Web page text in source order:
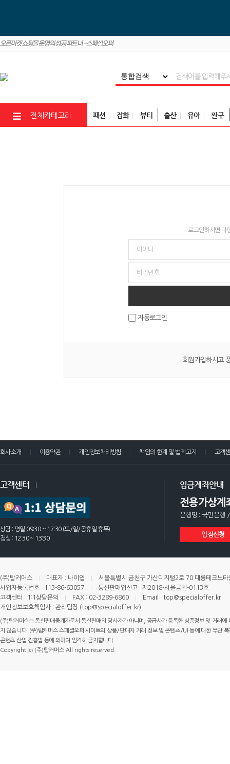
전체카테고리 패션 잡화 뷰티 출산 유아 완구
로그인하시면 다
자동로그인
회원가입하시고
회사소개 이용약관 개인정보처리방침 책임의 한계 및 법적고지 고객
고객센터
상담 : 평일 09:30 ~ 17:30 (토/일/공휴일 휴무)
점심 : 12:30 ~ 13:30
입금계좌안내
전용가상계
은행명 : 국민은행
입점신청
(주)탑커머스 대표자 : 나이엽
서울특별시 금천구 가산디지털2로 70 대륭테크노
사업자등록번호 : 113-86-63057
통신판매업신고 : 제2018-서울금천-0113호
고객센터 : 1:1상담문의
FAX : 02-3289-6860
Email : top@specialoffer.kr
개인정보보호책임자 : 관리팀장 (top@specialoffer.kr)
(주)탑커머스는 통신판매중개자로서 통신판매의 당사자가 아니며, 공급사가 등록한 상품정보 및 거래
지 않습니다. (주)탑커머스 스페셜오퍼 사이트의 상품/판매자 거래 정보 및 콘텐츠/UI 등에 대한 무단
콘텐츠 산업 진흥법 등에 의하여 엄격히 금지합니다.
Copyright ⓒ (주)탑커머스 All rights reserved.